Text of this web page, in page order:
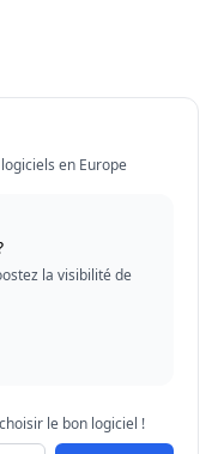
en Europe
la visibilité de
le bon logiciel !